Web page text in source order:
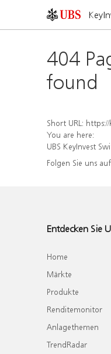
404
found
Short URL: https://
You are here:
UBS KeyInvest
Folgen Sie uns auf
Entdecken Sie
Home
Märkte
Produkte
Renditemonitor
Anlagethemen
TrendRadar